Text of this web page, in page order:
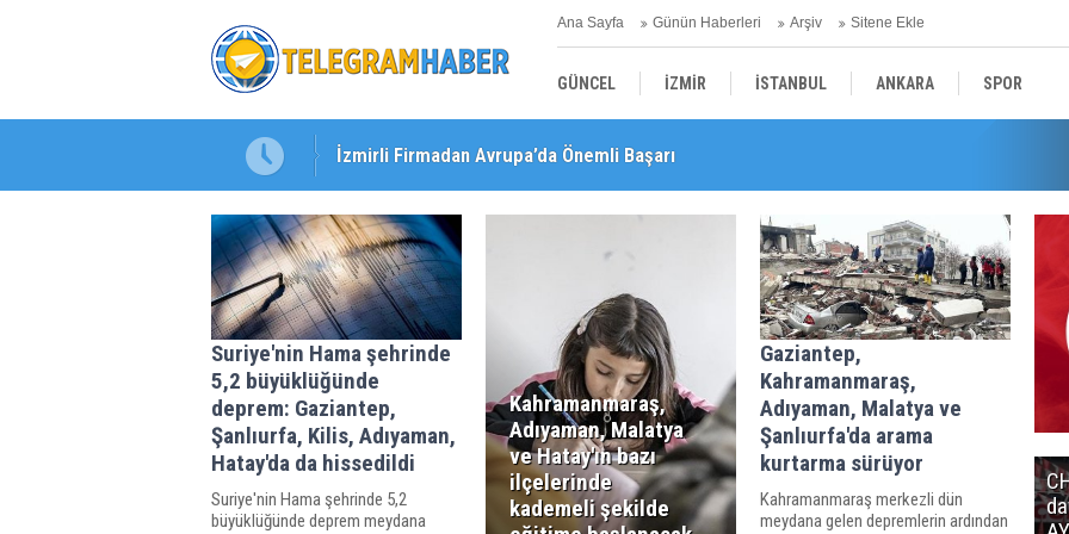
Ana Sayfa Günün Haberleri Arşiv Sitene Ekle
GÜNCEL İZMİR İSTANBUL ANKARA SPOR
YEREL
İzmirli Firmadan Avrupa’da Önemli Başarı
Suriye'nin Hama şehrinde
5,2 büyüklüğünde
deprem: Gaziantep,
Şanlıurfa, Kilis, Adıyaman,
Hatay'da da hissedildi
Suriye'nin Hama şehrinde 5,2
büyüklüğünde deprem meydana
Kahramanmaraş,
Adıyaman, Malatya
ve Hatay'ın bazı
ilçelerinde
kademeli şekilde
Gaziantep,
Kahramanmaraş,
Adıyaman, Malatya ve
Şanlıurfa'da arama
kurtarma sürüyor
Kahramanmaraş merkezli dün
meydana gelen depremlerin ardından